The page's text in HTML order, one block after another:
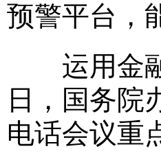
预警平台，
运用金融
日，国务院
电话会议重